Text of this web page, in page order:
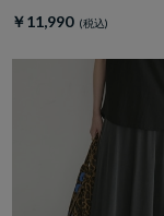
￥11,990